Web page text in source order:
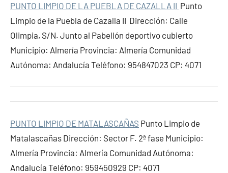
PUNTO LIMPIO DE LA PUEBLA DE CAZALLA II Punto
Limpio de la Puebla de Cazalla II Dirección: Calle
Olimpia, S/N. Junto al Pabellón deportivo cubierto
Municipio: Almería Provincia: Almería Comunidad
Autónoma: Andalucía Teléfono: 954847023 CP: 4071
PUNTO LIMPIO DE MATALASCAÑAS Punto Limpio de
Matalascañas Dirección: Sector F. 2ª fase Municipio:
Almería Provincia: Almería Comunidad Autónoma:
Andalucía Teléfono: 959450929 CP: 4071